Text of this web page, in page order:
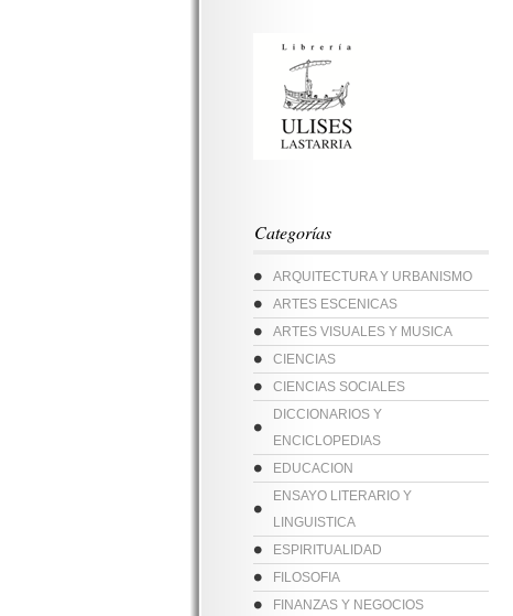
Categorías
ARQUITECTURA Y URBANISMO
ARTES ESCENICAS
ARTES VISUALES Y MUSICA
CIENCIAS
CIENCIAS SOCIALES
DICCIONARIOS Y
ENCICLOPEDIAS
EDUCACION
ENSAYO LITERARIO Y
LINGUISTICA
ESPIRITUALIDAD
FILOSOFIA
FINANZAS Y NEGOCIOS